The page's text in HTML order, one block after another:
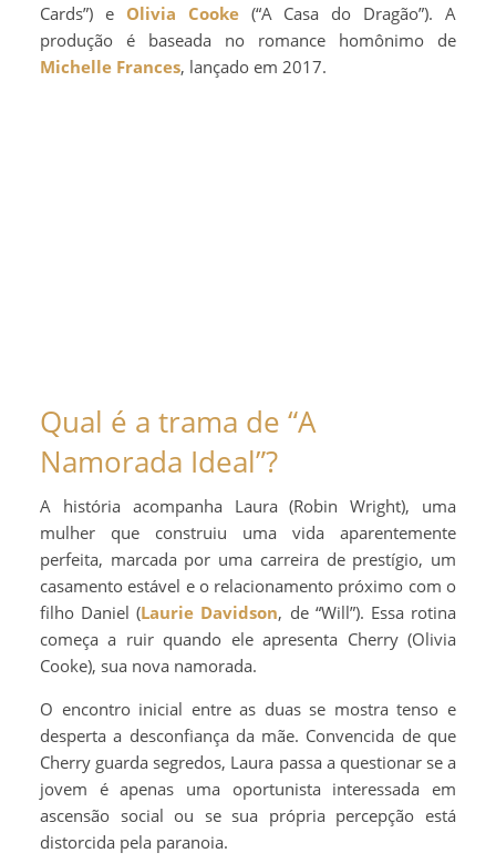
Cards”) e Olivia Cooke(“A Casa do Dragão”). A
produção é baseada no romance homônimo de
Michelle Frances, lançado em 2017.
Qual é a trama de “A
Namorada Ideal”?
A história acompanha Laura (Robin Wright), uma
mulher que construiu uma vida aparentemente
perfeita, marcada por uma carreira de prestígio, um
casamento estável e o relacionamento próximo com o
filho Daniel (Laurie Davidson, de “Will”). Essa rotina
começa a ruir quando ele apresenta Cherry (Olivia
Cooke), sua nova namorada.
O encontro inicial entre as duas se mostra tenso e
desperta a desconfiança da mãe. Convencida de que
Cherry guarda segredos, Laura passa a questionar se a
jovem é apenas uma oportunista interessada em
ascensão social ou se sua própria percepção está
distorcida pela paranoia.